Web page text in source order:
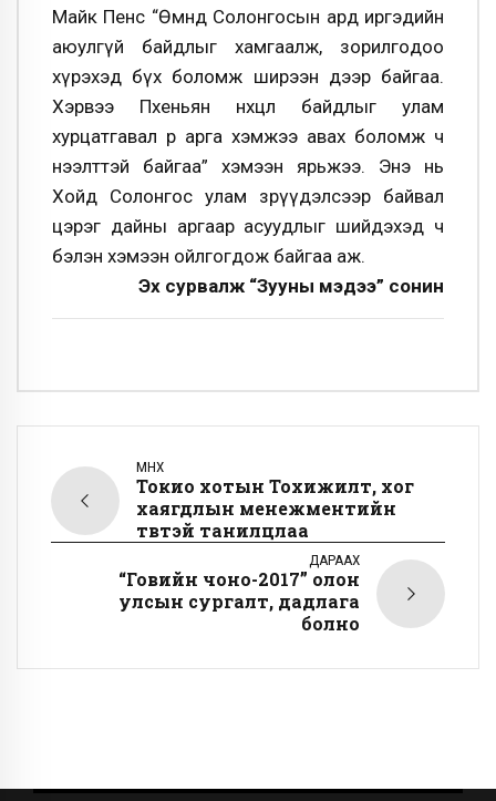
Майк Пенс “Өмнөд Солонгосын ард иргэдийн
аюулгүй байд­лыг хамгаалж, зорилго­доо
хүрэхэд бүх боломж ширээн дээр байгаа.
Хэрвээ Пхеньян нөхцөл байдлыг улам
хурцатгавал өөр арга хэмжээ авах боломж ч
нээлттэй байгаа” хэмээн ярьжээ. Энэ нь
Хойд Солонгос улам зөрүүдэлсээр байвал
цэрэг дайны аргаар асуудлыг шийдэхэд ч
бэлэн хэмээн ойлгогдож байгаа аж.
Эх сурвалж “Зууны мэдээ” сонин
ӨМНӨХ
Токио хотын Тохижилт, хог
хаягдлын менежментийн
төвтэй танилцлаа
ДАРААХ
“Говийн чоно-2017” олон
улсын сургалт, дадлага
болно